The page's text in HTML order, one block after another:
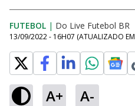
FUTEBOL | Do Live Futebol BR
13/09/2022 - 16H07 (ATUALIZADO EM
A+ A-